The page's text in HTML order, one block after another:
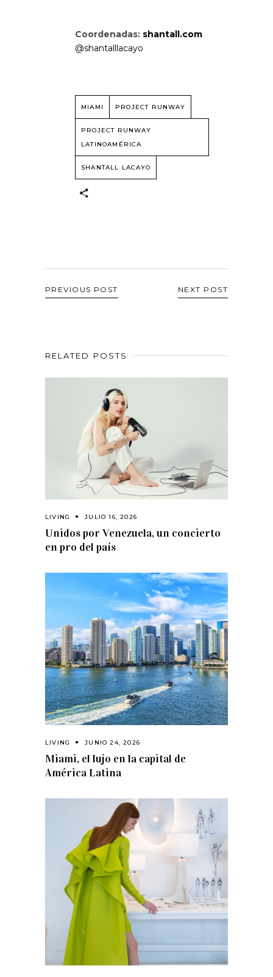
Coordenadas: shantall.com
@shantalllacayo
MIAMI PROJECT RUNWAY
PROJECT RUNWAY
LATINOAMÉRICA
SHANTALL LACAYO
PREVIOUS POST NEXT POST
RELATED POSTS
LIVING JULIO 16, 2026
Unidos por Venezuela, un concierto
en pro del país
LIVING JUNIO 24, 2026
Miami, el lujo en la capital de
América Latina